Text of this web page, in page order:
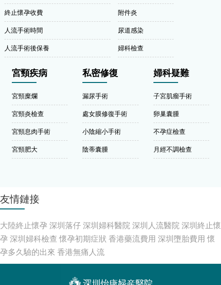
終止懷孕收費
人流手術時間
人流手術後保養
附件炎
尿道感染
婦科檢查
宮頸疾病
宮頸糜爛
宮頸炎檢查
宮頸息肉手術
宮頸肥大
私密修復
漏尿手術
處女膜修復手術
小陰縮小手術
陰蒂囊腫
婦科疑難
子宮肌瘤手術
卵巢囊腫
不孕症檢查
月經不調檢查
友情鏈接
大陸終止懷孕 深圳落仔深圳婦科醫院深圳人流醫院深圳終止懷
孕 深圳婦科檢查 懷孕初期症狀 香港藥流費用 深圳墮胎費用 懷
孕多久驗的出來 香港無痛人流